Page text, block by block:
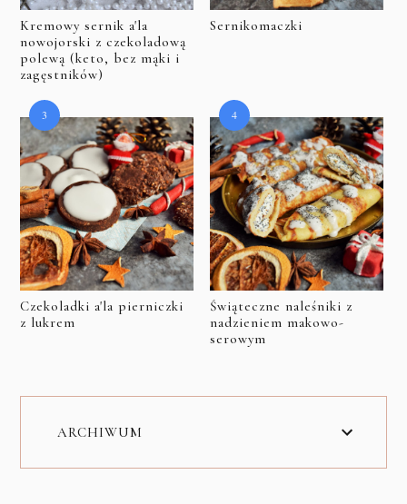
Kremowy sernik a'la
nowojorski z czekoladową
polewą (keto, bez mąki i
zagęstników)
Sernikomaczki
Czekoladki a'la pierniczki
z lukrem
Świąteczne naleśniki z
nadzieniem makowo-
serowym
ARCHIWUM